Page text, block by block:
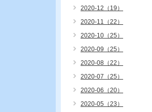
2020-12（19）
2020-11（22）
2020-10（25）
2020-09（25）
2020-08（22）
2020-07（25）
2020-06（20）
2020-05（23）